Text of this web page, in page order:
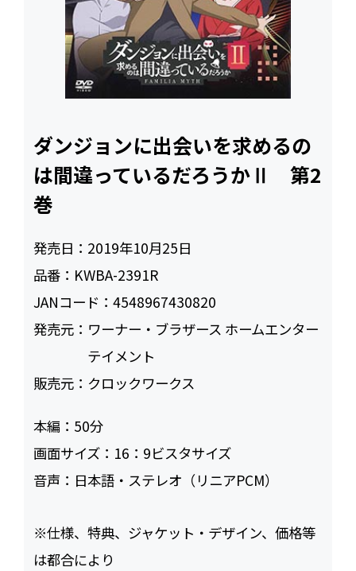
ダンジョンに出会いを求めるの
は間違っているだろうかⅡ 第2
巻
発売日： 2019年10月25日
品番： KWBA-2391R
JANコード：4548967430820
発売元： ワーナー・ブラザース ホームエンター
テイメント
販売元： クロックワークス
本編： 50
画面サイズ： 16：9ビスタサイズ
音声： 日本語・ステレオ（リニアPCM）
※仕様、特典、ジャケット・デザイン、価格等
は都合により